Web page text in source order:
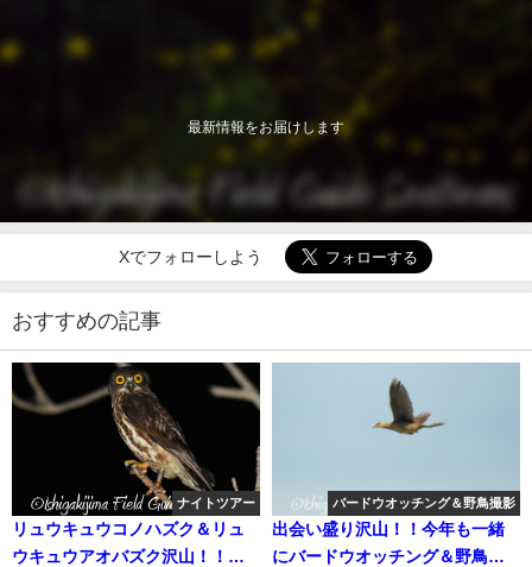
最新情報をお届けします
Xでフォローしよう
おすすめの記事
ナイトツアー
リュウキュウコノハズク＆リュ
ウキュウアオバズク沢山！！夜
バードウオッチング＆野鳥撮影
出会い盛り沢山！！今年も一緒
にバードウオッチング＆野鳥撮